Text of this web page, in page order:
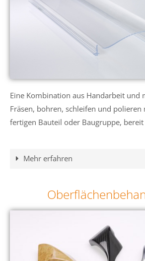
Eine Kombination aus Handarbeit und
Fräsen, bohren, schleifen und
fertigen Bauteil oder Baugruppe,
Mehr erfahren